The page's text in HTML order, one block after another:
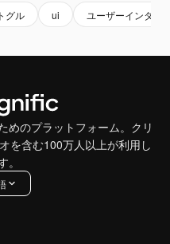
トグル ui ユーザーインター
めのプラットフォーム。クリ
を含む100万人以上が利用し
。